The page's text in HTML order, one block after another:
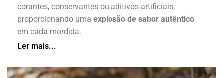
corantes, conservantes ou aditivos artificiais,
proporcionando uma explosão de sabor autêntico
em cada mordida.
Ler mais...